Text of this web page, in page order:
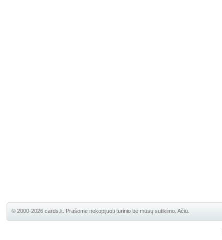
© 2000-2026 cards.lt. Prašome nekopijuoti turinio be mūsų sutikimo. Ačiū.